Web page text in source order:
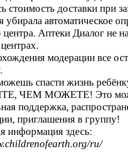
стоимость доставки при
убирала автоматическое
центра. Аптеки Диалог не
модерации все
спасти жизнь
ЧЕМ МОЖЕТЕ! Это
поддержка,
приглашения в группу!
информация здесь:
ru/